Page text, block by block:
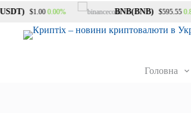
$1.00 0.00% BNB(BNB) $595.55 0.80%
Головна